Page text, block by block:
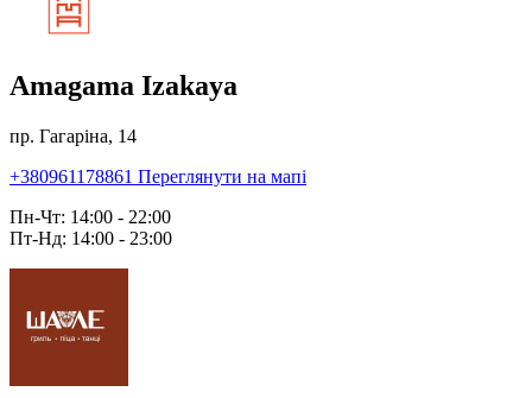
Amagama Izakaya
пр. Гагаріна, 14
+380961178861 Переглянути на мапі
Пн-Чт: 14:00 - 22:00
Пт-Нд: 14:00 - 23:00